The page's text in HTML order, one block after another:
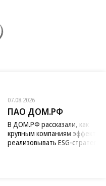
07.08.2026
ПАО ДОМ.РФ
В ДОМ.РФ рассказали, как
крупным компаниям
реализовывать ESG-стратегию